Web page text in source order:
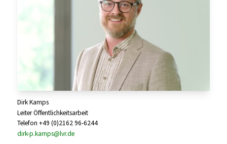
Dirk Kamps
Leiter Öffentlichkeitsarbeit
Telefon +49 (0)2162 96-6244
dirk-p.kamps@lvr.de